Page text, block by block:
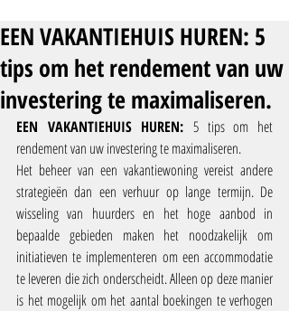
EEN VAKANTIEHUIS HUREN: 5
tips om het rendement van uw
investering te maximaliseren.
EEN VAKANTIEHUIS HUREN: 5 tips om het
rendement van uw investering te maximaliseren.
Het beheer van een vakantiewoning vereist andere
strategieën dan een verhuur op lange termijn. De
wisseling van huurders en het hoge aanbod in
bepaalde gebieden maken het noodzakelijk om
initiatieven te implementeren om een accommodatie
te leveren die zich onderscheidt. Alleen op deze manier
is het mogelijk om het aantal boekingen te verhogen